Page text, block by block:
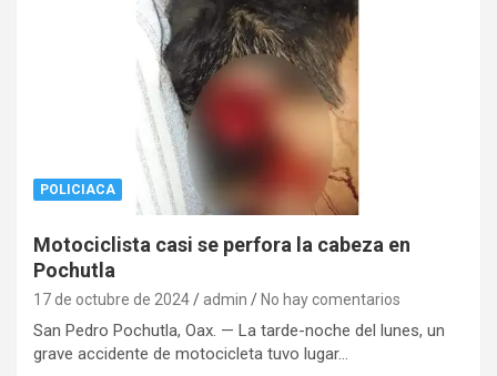
POLICIACA
Motociclista casi se perfora la cabeza en
Pochutla
17 de octubre de 2024 admin No hay comentarios
San Pedro Pochutla, Oax. — La tarde-noche del lunes, un
grave accidente de motocicleta tuvo lugar…